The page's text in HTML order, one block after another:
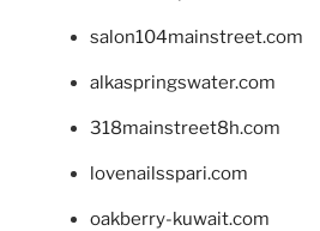
salon104mainstreet.com
alkaspringswater.com
318mainstreet8h.com
lovenailsspari.com
oakberry-kuwait.com